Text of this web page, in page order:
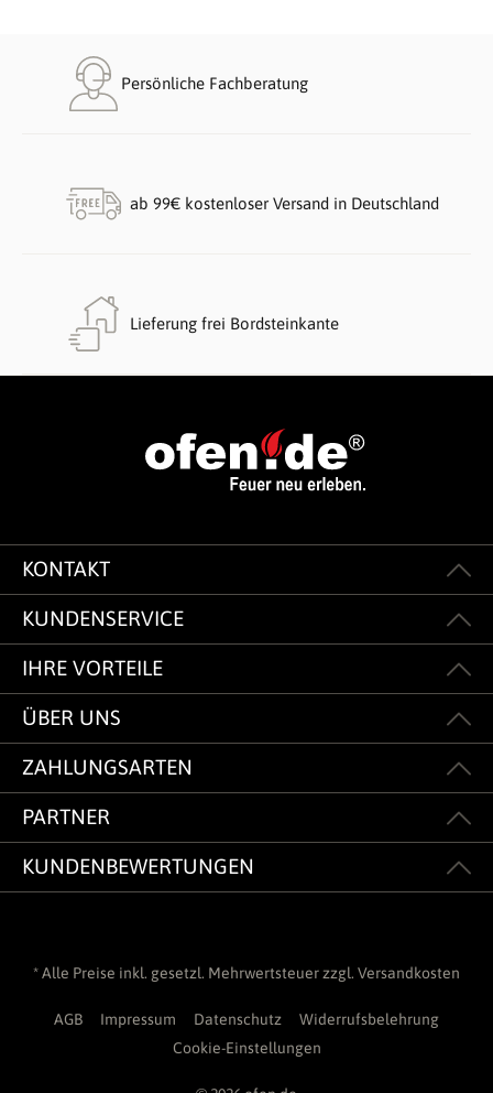
Persönliche Fachberatung
ab 99€ kostenloser Versand in Deutschland
Lieferung frei Bordsteinkante
KONTAKT
KUNDENSERVICE
IHRE VORTEILE
ÜBER UNS
ZAHLUNGSARTEN
PARTNER
KUNDENBEWERTUNGEN
* Alle Preise inkl. gesetzl. Mehrwertsteuer zzgl. Versandkosten
AGB Impressum Datenschutz
Widerrufsbelehrung
Cookie-Einstellungen